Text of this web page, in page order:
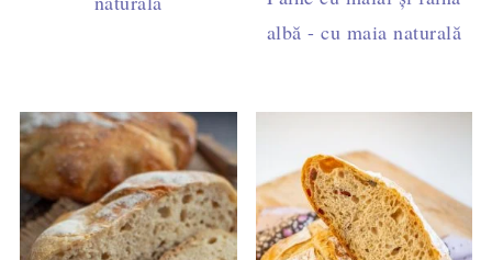
albă - cu maia naturală